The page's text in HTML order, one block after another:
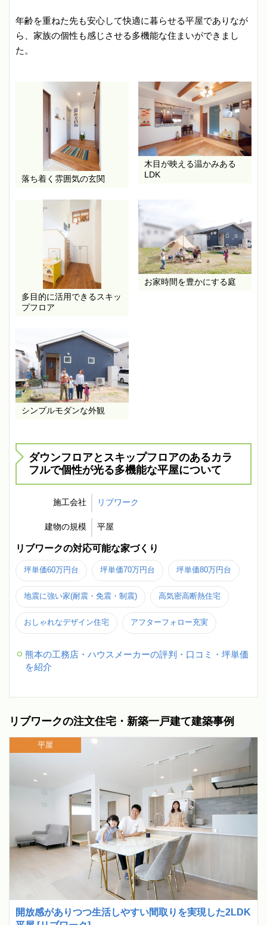
年齢を重ねた先も安心して快適に暮らせる平屋でありなが
ら、家族の個性も感じさせる多機能な住まいができまし
た。
落ち着く雰囲気の玄関
木目が映える温かみある
LDK
多目的に活用できるスキッ
プフロア
お家時間を豊かにする庭
シンプルモダンな外観
ダウンフロアとスキップフロアのあるカラ
フルで個性が光る多機能な平屋について
施工会社 リブワーク
建物の規模 平屋
リブワークの対応可能な家づくり
坪単価60万円台 坪単価70万円台 坪単価80万円台
地震に強い家(耐震・免震・制震) 高気密高断熱住宅
おしゃれなデザイン住宅 アフターフォロー充実
熊本の工務店・ハウスメーカーの評判・口コミ・坪単価
を紹介
リブワークの注文住宅・新築一戸建て建築事例
開放感がありつつ生活しやすい間取りを実現した2LDK
平屋